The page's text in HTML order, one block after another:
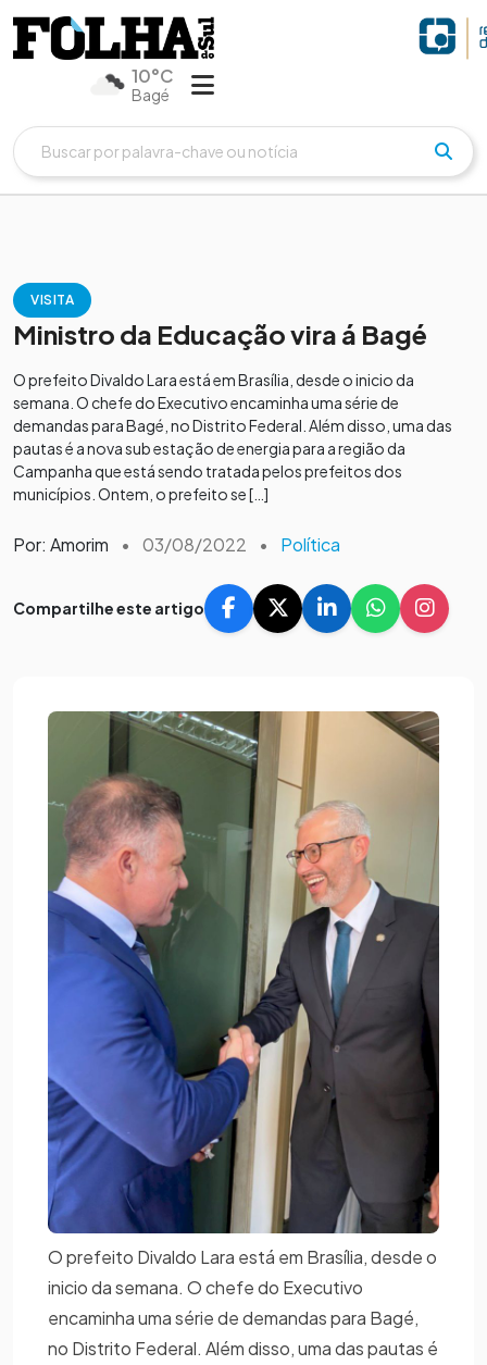
10°C
Bagé
VISITA
Ministro da Educação vira á Bagé
O prefeito Divaldo Lara está em Brasília, desde o inicio da
semana. O chefe do Executivo encaminha uma série de
demandas para Bagé, no Distrito Federal. Além disso, uma das
pautas é a nova sub estação de energia para a região da
Campanha que está sendo tratada pelos prefeitos dos
municípios. Ontem, o prefeito se […]
Por: Amorim • 03/08/2022 • Política
Compartilhe este artigo
O prefeito Divaldo Lara está em Brasília, desde o
inicio da semana. O chefe do Executivo
encaminha uma série de demandas para Bagé,
no Distrito Federal. Além disso, uma das pautas é